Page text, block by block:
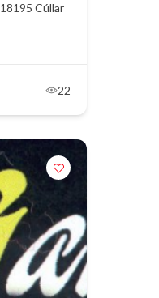
Cúllar
22